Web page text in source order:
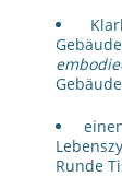
Runde